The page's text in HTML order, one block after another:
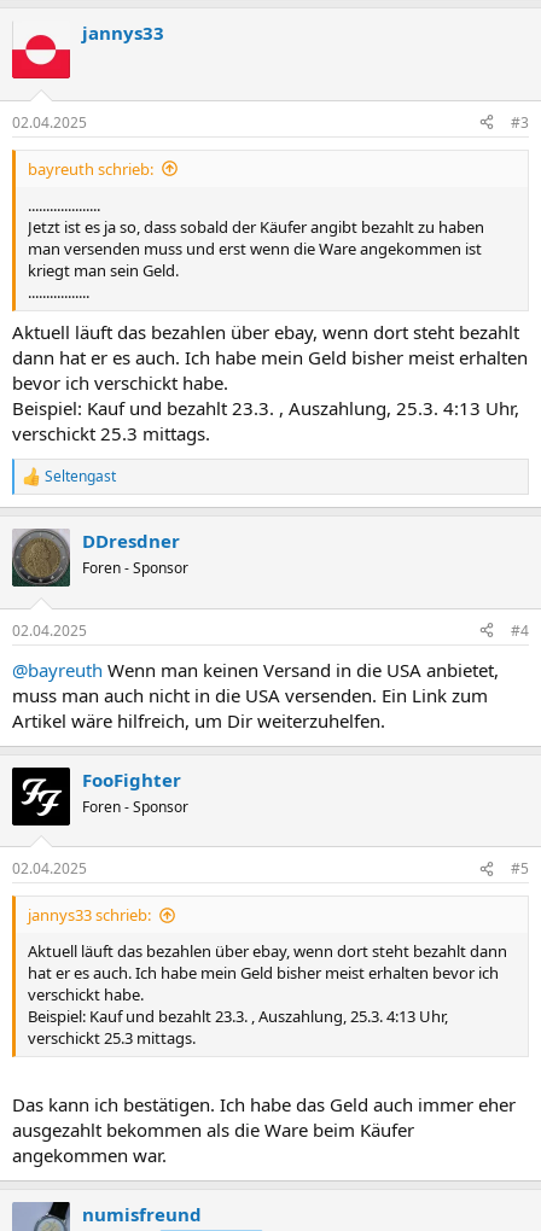
jannys33
02.04.2025 #3
bayreuth schrieb:
....................
Jetzt ist es ja so, dass sobald der Käufer angibt bezahlt zu haben
man versenden muss und erst wenn die Ware angekommen ist
kriegt man sein Geld.
.................
Aktuell läuft das bezahlen über ebay, wenn dort steht bezahlt
dann hat er es auch. Ich habe mein Geld bisher meist erhalten
bevor ich verschickt habe.
Beispiel: Kauf und bezahlt 23.3. , Auszahlung, 25.3. 4:13 Uhr,
verschickt 25.3 mittags.
R
e
k
t
i
e
:
Seltengast
DDresdner
Foren - Sponsor
02.04.2025 #4
@bayreuth Wenn man keinen Versand in die USA anbietet,
muss man auch nicht in die USA versenden. Ein Link zum
Artikel wäre hilfreich, um Dir weiterzuhelfen.
FooFighter
Foren - Sponsor
02.04.2025 #5
jannys33 schrieb:
Aktuell läuft das bezahlen über ebay, wenn dort steht bezahlt dann
hat er es auch. Ich habe mein Geld bisher meist erhalten bevor ich
verschickt habe.
Beispiel: Kauf und bezahlt 23.3. , Auszahlung, 25.3. 4:13 Uhr,
verschickt 25.3 mittags.
Das kann ich bestätigen. Ich habe das Geld auch immer eher
ausgezahlt bekommen als die Ware beim Käufer
angekommen war.
numisfreund